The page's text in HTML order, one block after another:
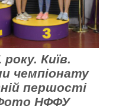
Київ.
чемпіонату
першості
НФФУ